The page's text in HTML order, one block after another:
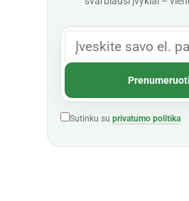
Sutinku su privatumo politika